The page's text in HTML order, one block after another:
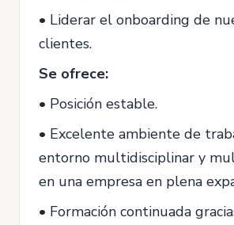
• Liderar el onboarding de
clientes.
Se ofrece:
• Posición estable.
• Excelente ambiente de
entorno multidisciplinar y
en una empresa en plena
• Formación continuada